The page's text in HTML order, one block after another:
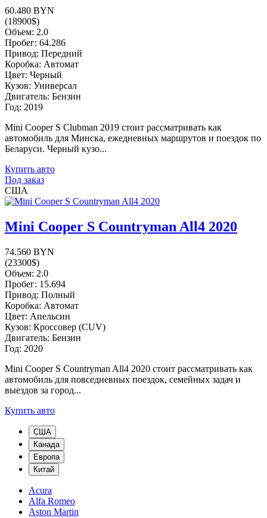
60.480 BYN
(18900$)
Объем: 2.0
Пробег: 64.286
Привод: Передний
Коробка: Автомат
Цвет: Черный
Кузов: Универсал
Двигатель: Бензин
Год: 2019
Mini Cooper S Clubman 2019 стоит рассматривать как
автомобиль для Минска, ежедневных маршрутов и поездок по
Беларуси. Черный кузо...
Купить авто
Под заказ
США
Mini Cooper S Countryman All4 2020
74.560 BYN
(23300$)
Объем: 2.0
Пробег: 15.694
Привод: Полный
Коробка: Автомат
Цвет: Апельсин
Кузов: Кроссовер (CUV)
Двигатель: Бензин
Год: 2020
Mini Cooper S Countryman All4 2020 стоит рассматривать как
автомобиль для повседневных поездок, семейных задач и
выездов за город...
Купить авто
США
Канада
Европа
Китай
Acura
Alfa Romeo
Aston Martin